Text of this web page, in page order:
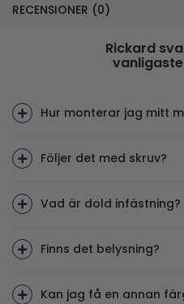
RECENSIONER (0)
Rickard
Hur monterar jag mitt
Följer det med skruv?
Vad är dold infästning?
Finns det belysning?
Kan jag få en annan